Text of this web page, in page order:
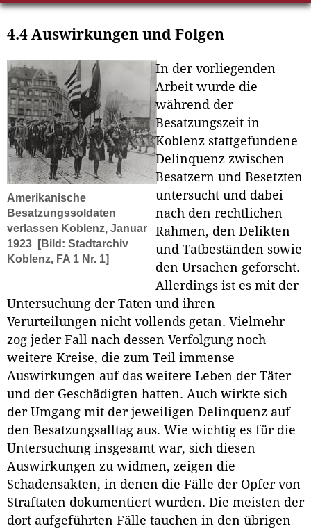
4.4 Auswirkungen und Folgen
Amerikanische
Besatzungssoldaten
verlassen Koblenz, Januar
1923
[Bild: Stadtarchiv
Koblenz, FA 1 Nr. 1]
In der vorliegenden
Arbeit wurde die
während der
Besatzungszeit in
Koblenz stattgefundene
Delinquenz zwischen
Besatzern und Besetzten
untersucht und dabei
nach den rechtlichen
Rahmen, den Delikten
und Tatbeständen sowie
den Ursachen geforscht.
Allerdings ist es mit der
Untersuchung der Taten und ihren
Verurteilungen nicht vollends getan. Vielmehr
zog jeder Fall nach dessen Verfolgung noch
weitere Kreise, die zum Teil immense
Auswirkungen auf das weitere Leben der Täter
und der Geschädigten hatten. Auch wirkte sich
der Umgang mit der jeweiligen Delinquenz auf
den Besatzungsalltag aus. Wie wichtig es für die
Untersuchung insgesamt war, sich diesen
Auswirkungen zu widmen, zeigen die
Schadensakten, in denen die Fälle der Opfer von
Straftaten dokumentiert wurden. Die meisten der
dort aufgeführten Fälle tauchen in den übrigen